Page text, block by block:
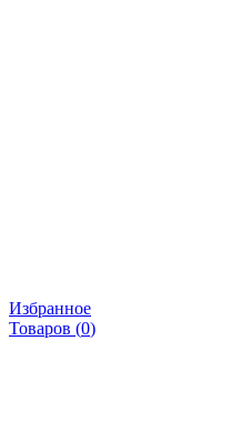
Избранное
Товаров (0)